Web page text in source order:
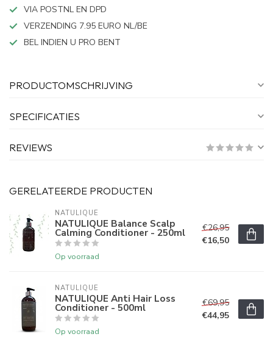
VIA POSTNL EN DPD
VERZENDING 7.95 EURO NL/BE
BEL INDIEN U PRO BENT
PRODUCTOMSCHRIJVING
SPECIFICATIES
REVIEWS
GERELATEERDE PRODUCTEN
NATULIQUE
NATULIQUE Balance Scalp
Calming Conditioner - 250ml
Op voorraad
€26,95
€16,50
NATULIQUE
NATULIQUE Anti Hair Loss
Conditioner - 500ml
Op voorraad
€69,95
€44,95